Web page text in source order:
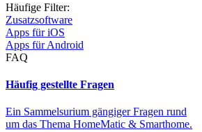
Häufige Filter:
Zusatzsoftware
Apps für iOS
Apps für Android
FAQ
Häufig gestellte Fragen
Ein Sammelsurium gängiger Fragen rund
um das Thema HomeMatic & Smarthome.